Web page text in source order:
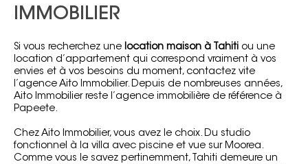
IMMOBILIER
Si vous recherchez une location maison à Tahiti ou une
location d’appartement qui correspond vraiment à vos
envies et à vos besoins du moment, contactez vite
l’agence Aito Immobilier. Depuis de nombreuses années,
Aito Immobilier reste l’agence immobilière de référence à
Papeete.
Chez Aito Immobilier, vous avez le choix. Du studio
fonctionnel à la villa avec piscine et vue sur Moorea.
Comme vous le savez pertinemment, Tahiti demeure un